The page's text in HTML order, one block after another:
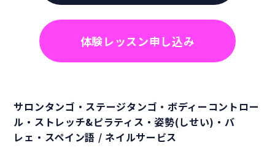
体験レッスン申し込み
サロンタンゴ・ステージタンゴ・ボディーコントロー
ル・ストレッチ&ピラティス・姿勢(しせい)・バ
レェ・スペイン語 / ネイルサービス